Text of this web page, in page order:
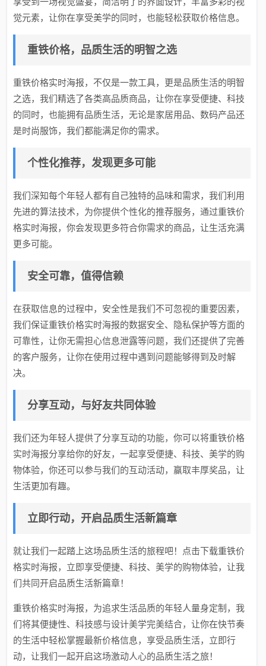
觉元素，让你在享受美学的同时，也能轻松获取价格信息。
重铁价格，品质生活的明智之选
重铁价格实时海报，不仅是一款工具，更是品质生活的明智
之选，我们精选了各类高品质商品，让你在享受便捷、科技
的同时，也能拥有品质生活，无论是家居用品、数码产品还
是时尚服饰，我们都能满足你的需求。
个性化推荐，发现更多可能
我们深知每个年轻人都有自己独特的品味和需求，我们利用
先进的算法技术，为你提供个性化的推荐服务，通过重铁价
格实时海报，你会发现更多符合你需求的商品，让生活充满
更多可能。
安全可靠，值得信赖
在获取信息的过程中，安全性是我们不可忽视的重要因素，
我们保证重铁价格实时海报的数据安全、隐私保护等方面的
可靠性，让你无需担心信息泄露等问题，我们还提供了完善
的客户服务，让你在使用过程中遇到问题能够得到及时解
决。
分享互动，与好友共同体验
我们还为年轻人提供了分享互动的功能，你可以将重铁价格
实时海报分享给你的好友，一起享受便捷、科技、美学的购
物体验，你还可以参与我们的互动活动，赢取丰厚奖品，让
生活更加有趣。
立即行动，开启品质生活新篇章
就让我们一起踏上这场品质生活的旅程吧！点击下载重铁价
格实时海报，立即享受便捷、科技、美学的购物体验，让我
们共同开启品质生活新篇章！
重铁价格实时海报，为追求生活品质的年轻人量身定制，我
们将其便捷性、科技感与设计美学完美结合，让你在快节奏
的生活中轻松掌握最新价格信息，享受品质生活，立即行
动，让我们一起开启这场激动人心的品质生活之旅！